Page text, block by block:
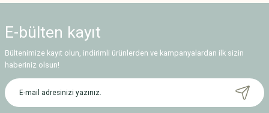
Görüş ve önerileriniz için teşekkür ederiz.
Ürün resmi kalitesiz, bozuk veya görüntülenemiyor.
Ürün açıklamasında eksik bilgiler bulunuyor.
Ürün bilgilerinde hatalar bulunuyor.
E-bülten kayıt
Bültenimize kayıt olun, indirimli ürünlerden ve kampanyalardan ilk sizin
haberiniz olsun!